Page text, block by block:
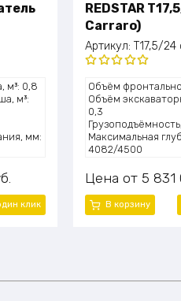
м³: 0,8
м³:
мм:
(33
клик
REDSTAR
Carraro)
Артикул: T17,5/
Оценка
5.00из 5
Объём
Объём
0,3
Максимальная
4082/4500
Мощность
Модель
4BTA3.9-C100-II
Эксплуатационная
Цена 5 831
В корзину